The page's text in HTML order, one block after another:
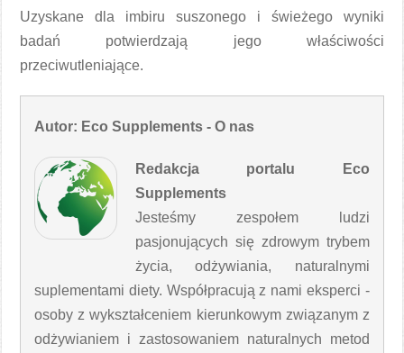
Uzyskane dla imbiru suszonego i świeżego wyniki
badań potwierdzają jego właściwości
przeciwutleniające.
Autor: Eco Supplements - O nas
Redakcja portalu Eco
Supplements
Jesteśmy zespołem ludzi
pasjonujących się zdrowym trybem
życia, odżywiania, naturalnymi
suplementami diety. Współpracują z nami eksperci -
osoby z wykształceniem kierunkowym związanym z
odżywianiem i zastosowaniem naturalnych metod